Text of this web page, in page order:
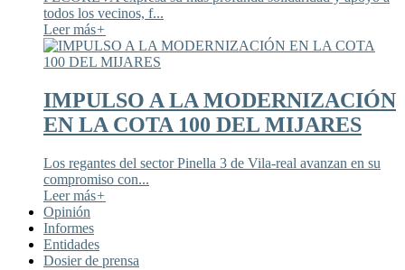
todos los vecinos, f...
Leer más+
IMPULSO A LA MODERNIZACIÓN
EN LA COTA 100 DEL MIJARES
Los regantes del sector Pinella 3 de Vila-real avanzan en su
compromiso con...
Leer más+
Opinión
Informes
Entidades
Dosier de prensa